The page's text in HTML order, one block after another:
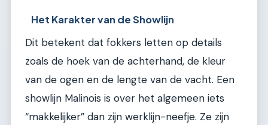
Het Karakter van de Showlijn
Dit betekent dat fokkers letten op details
zoals de hoek van de achterhand, de kleur
van de ogen en de lengte van de vacht. Een
showlijn Malinois is over het algemeen iets
“makkelijker” dan zijn werklijn-neefje. Ze zijn